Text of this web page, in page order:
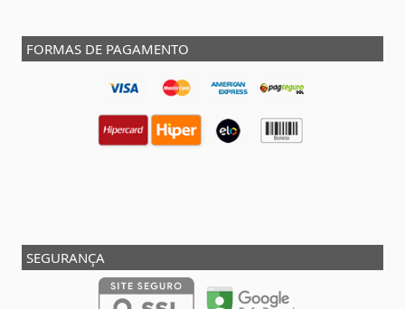
FORMAS DE PAGAMENTO
SEGURANÇA